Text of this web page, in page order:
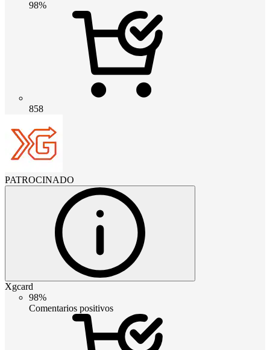
98%
858
PATROCINADO
Xgcard
98%
Comentarios positivos